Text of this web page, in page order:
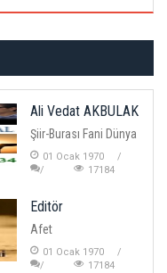
Ali Vedat AKBULAK
Şiir-Burası Fani Dünya
01 Ocak 1970
17184
Editör
Afet
01 Ocak 1970
17184